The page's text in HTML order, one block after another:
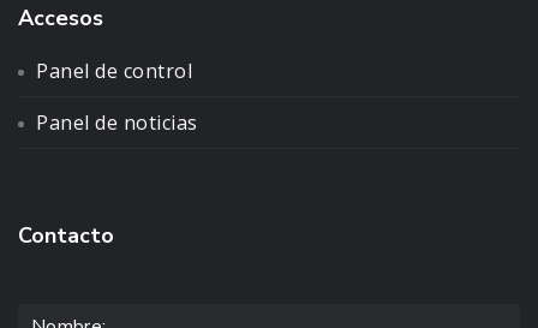
Accesos
Panel de control
Panel de noticias
Contacto